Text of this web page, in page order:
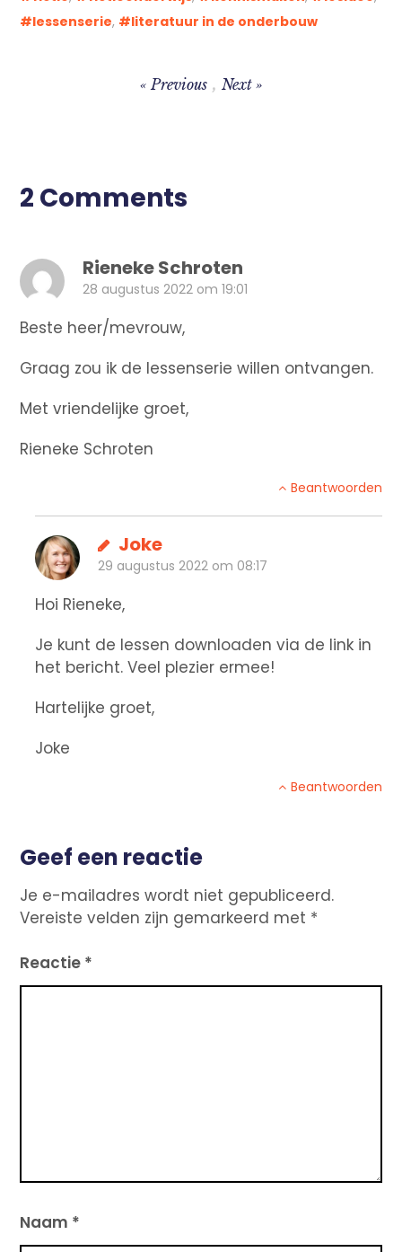
lessenserie, literatuur in de onderbouw
Previous Next
2 Comments
Rieneke Schroten
28 augustus 2022 om 19:01
Beste heer/mevrouw,
Graag zou ik de lessenserie willen ontvangen.
Met vriendelijke groet,
Rieneke Schroten
Beantwoorden
Joke
29 augustus 2022 om 08:17
Hoi Rieneke,
Je kunt de lessen downloaden via de link in
het bericht. Veel plezier ermee!
Hartelijke groet,
Joke
Beantwoorden
Geef een reactie
Je e-mailadres wordt niet gepubliceerd.
Vereiste velden zijn gemarkeerd met *
Reactie *
Naam *